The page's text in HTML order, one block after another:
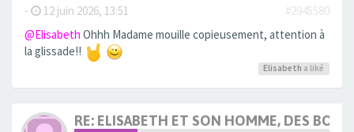
- 12 juin 2026, 13:51
#2945580
@Elisabeth Ohhh Madame mouille copieusement, attention à
la glissade!!
Elisabeth a liké
RE: ELISABETH ET SON HOMME, DES